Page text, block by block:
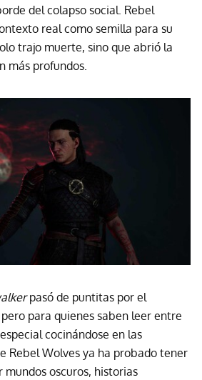
del colapso social. Rebel
real como semilla para su
trajo muerte, sino que abrió la
más profundos.
pasó de puntitas por el
para quienes saben leer entre
cocinándose en las
Rebel Wolves ya ha probado tener
mundos oscuros, historias